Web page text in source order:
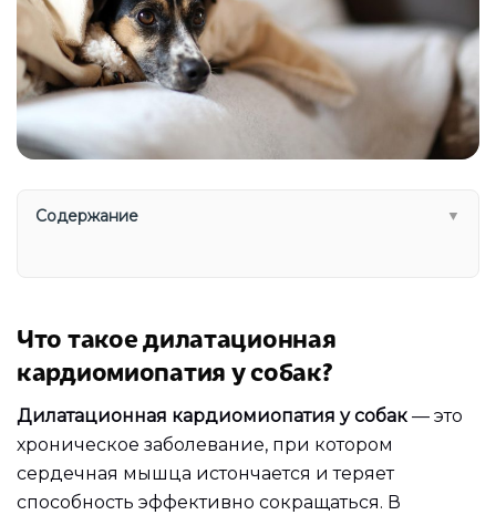
Содержание ▼
Что такое дилатационная
кардиомиопатия у собак?
Дилатационная кардиомиопатия у собак — это
хроническое заболевание, при котором
сердечная мышца истончается и теряет
способность эффективно сокращаться. В